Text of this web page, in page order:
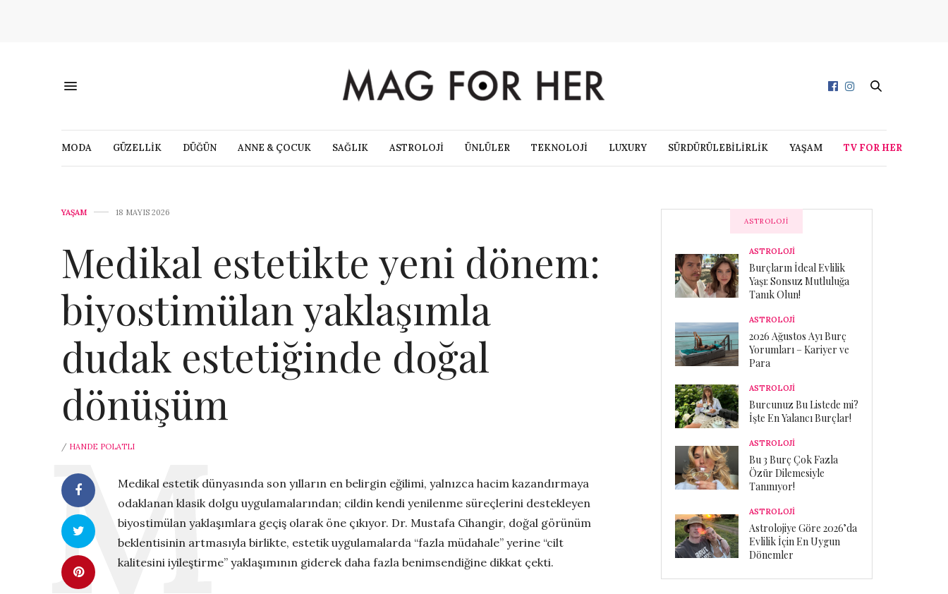
MODA GÜZELLİK DÜĞÜN ANNE & ÇOCUK SAĞLIK ASTROLOJİ ÜNLÜLER TEKNOLOJİ LUXURY SÜRDÜRÜLEBİLİRLİK YAŞAM TV FOR HER
YAŞAM 18 MAYIS 2026
Medikal estetikte yeni dönem:
biyostimülan yaklaşımla
dudak estetiğinde doğal
dönüşüm
/ HANDE POLATLI
Medikal estetik dünyasında son yılların en belirgin eğilimi, yalnızca hacim kazandırmaya
odaklanan klasik dolgu uygulamalarından; cildin kendi yenilenme süreçlerini destekleyen
biyostimülan yaklaşımlara geçiş olarak öne çıkıyor. Dr. Mustafa Cihangir, doğal görünüm
beklentisinin artmasıyla birlikte, estetik uygulamalarda “fazla müdahale” yerine “cilt
kalitesini iyileştirme” yaklaşımının giderek daha fazla benimsendiğine dikkat çekti.
ASTROLOJI
ASTROLOJİ
Burçların İdeal Evlilik
Yaşı: Sonsuz Mutluluğa
Tanık Olun!
ASTROLOJİ
2026 Ağustos Ayı Burç
Yorumları – Kariyer ve
Para
ASTROLOJİ
Burcunuz Bu Listede mi?
İşte En Yalancı Burçlar!
ASTROLOJİ
Bu 3 Burç Çok Fazla
Özür Dilemesiyle
Tanınıyor!
ASTROLOJİ
Astrolojiye Göre 2026’da
Evlilik İçin En Uygun
Dönemler